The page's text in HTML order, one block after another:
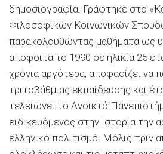
δημοσιογραφία. Γράφτηκε στο
Φιλοσοφικών Κοινωνικών
παρακολουθώντας μαθήματα ως
αποφοιτά το 1990 σε ηλικία 25
χρόνια αργότερα, αποφασίζει να
τριτοβάθμιας εκπαίδευσης και
τελειώνει το Ανοικτό
ειδικευόμενος στην Ιστορία την
ελληνικό πολιτισμό. Μόλις πριν